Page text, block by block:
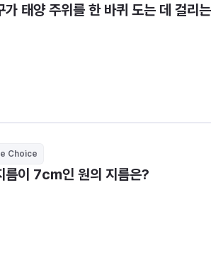
태양 주위를 한 바퀴 도는 데 걸리
Choice
름이 7cm인 원의 지름은?